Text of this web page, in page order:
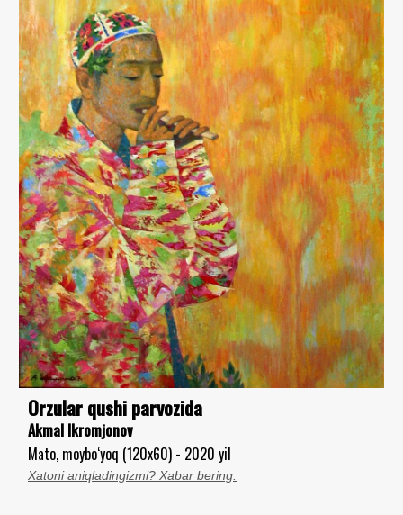
Orzular qushi parvozida
Akmal Ikromjonov
Mato, moybo‘yoq (120x60) - 2020 yil
Xatoni aniqladingizmi? Xabar bering.